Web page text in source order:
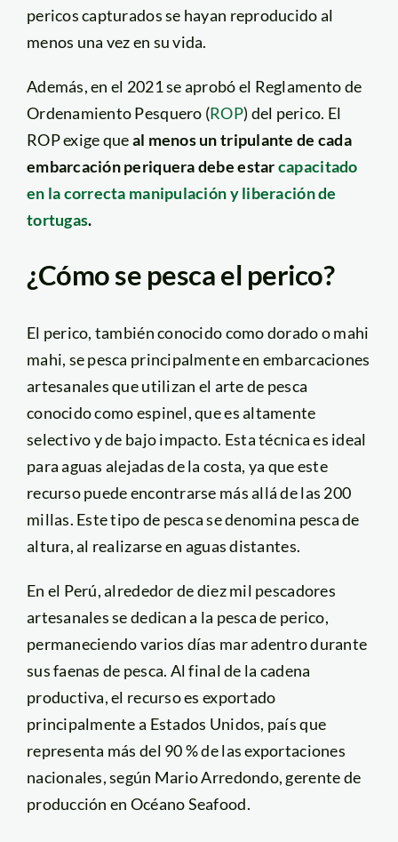
pericos capturados se hayan reproducido al
menos una vez en su vida.
Además, en el 2021 se aprobó el Reglamento de
Ordenamiento Pesquero (ROP) del perico. El
ROP exige queal menos un tripulante de cada
embarcación periquera debe estarcapacitado
en la correcta manipulación y liberación de
tortugas.
¿Cómo se pesca el perico?
El perico, también conocido como dorado o mahi
mahi, se pesca principalmente en embarcaciones
artesanales que utilizan el arte de pesca
conocido como espinel, que es altamente
selectivo y de bajo impacto. Esta técnica es ideal
para aguas alejadas de la costa, ya que este
recurso puede encontrarse más allá de las 200
millas. Este tipo de pesca se denomina pesca de
altura, al realizarse en aguas distantes.
En el Perú, alrededor de diez mil pescadores
artesanales se dedican a la pesca de perico,
permaneciendo varios días mar adentro durante
sus faenas de pesca. Al final de la cadena
productiva, el recurso es exportado
principalmente a Estados Unidos, país que
representa más del 90 % de las exportaciones
nacionales, según Mario Arredondo, gerente de
producción en Océano Seafood.